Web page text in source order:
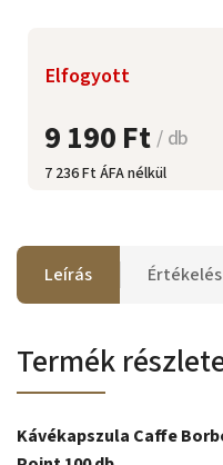
9 190 Ft/ db
7 236 Ft ÁFA nélkül
Elfogyott
Leírás Értékelés
Termék
Kávékapszula Caffe